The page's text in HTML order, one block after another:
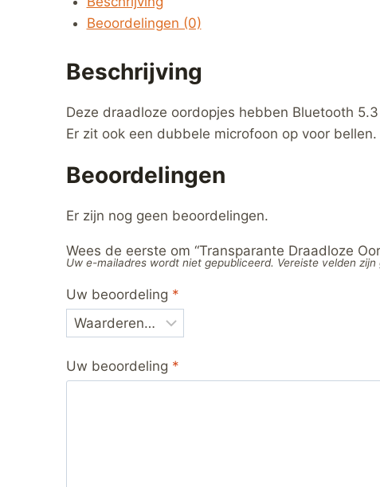
Beoordelingen (0)
Beschrijving
Deze draadloze oordopjes hebben Bluetooth
Er zit ook een dubbele microfoon op voor
Beoordelingen
Er zijn nog geen beoordelingen.
Wees de eerste om “Transparante Draadloze
Uw e-mailadres wordt niet gepubliceerd. Vereiste velden
Uw beoordeling *
Uw beoordeling *